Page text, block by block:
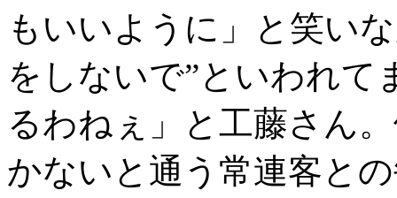
もいいように」と笑い
をしないで”といわれて
るわねぇ」と工藤さん
かないと通う常連客と